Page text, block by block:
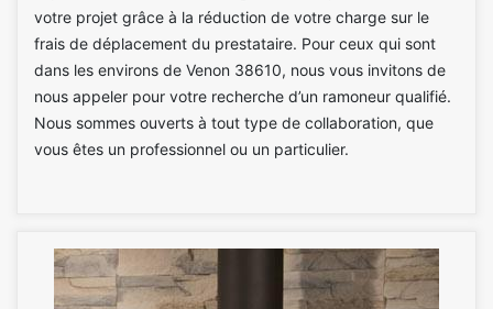
votre projet grâce à la réduction de votre charge sur le
frais de déplacement du prestataire. Pour ceux qui sont
dans les environs de Venon 38610, nous vous invitons de
nous appeler pour votre recherche d’un ramoneur qualifié.
Nous sommes ouverts à tout type de collaboration, que
vous êtes un professionnel ou un particulier.